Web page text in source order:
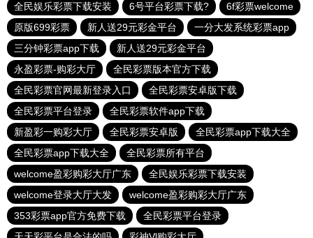
全民娱乐彩票下载安装
6号平台彩票下载?
6f彩票welcome
原版699彩票
新人送29元彩金平台
一分大发系统彩票app
三分钟彩票app下载
新人送29元彩金平台
永盈彩票-购彩大厅
全民彩票版本官方下载
全民彩票官网最新登录入口
全民彩票安卓版下载
全民彩票平台登录
全民彩票软件app下载
新盈彩一购彩大厅
全民彩票安卓版
全民彩票app下载大全
全民彩票app下载大全
全民彩票所有平台
welcome盈彩购彩大厅广东
全民娱乐彩票下载安装
welcome登录大厅大发
welcome盈彩购彩大厅广东
353彩票app官方免费下载
全民彩票平台登录